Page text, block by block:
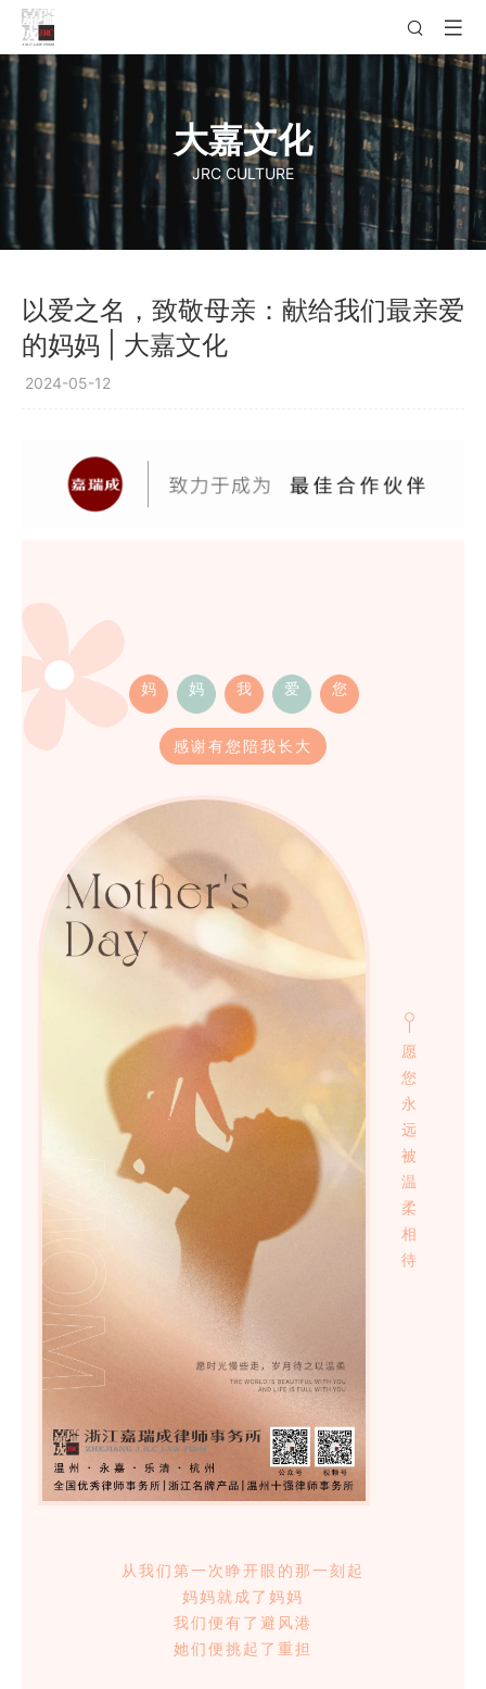
大嘉文化
JRC CULTURE
以爱之名，致敬母亲：献给我们最亲爱
的妈妈 | 大嘉文化
2024-05-12
妈 妈 我 爱 您
感谢有您陪我长大
愿
您
永
远
被
温
柔
相
待
从我们第一次睁开眼的那一刻起
妈妈就成了妈妈
我们便有了避风港
她们便挑起了重担